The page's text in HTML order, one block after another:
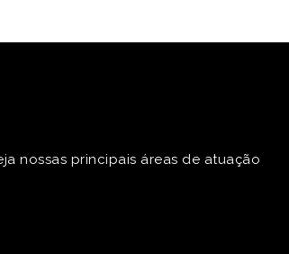
nossas principais áreas de atuação